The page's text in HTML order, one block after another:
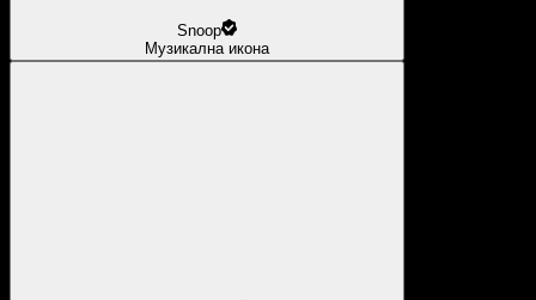
Snoop
Музикална икона